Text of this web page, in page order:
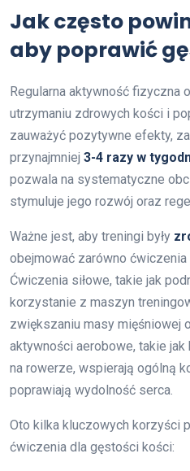
Jak często
aby poprawić
Regularna aktywność fizyczna
utrzymaniu zdrowych kości i
zauważyć pozytywne efekty,
przynajmniej 3-4 razy w
pozwala na systematyczne
stymuluje jego rozwój oraz
Ważne jest, aby treningi były
obejmować zarówno ćwiczenia
Ćwiczenia siłowe, takie jak
korzystanie z maszyn
zwiększaniu masy mięśniowej
aktywności aerobowe, takie jak
na rowerze, wspierają ogólną
poprawiają wydolność serca.
Oto kilka kluczowych korzyści
ćwiczenia dla gęstości kości: